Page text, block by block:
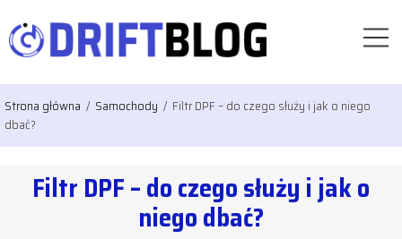
Strona główna / Samochody / Filtr DPF – do czego służy i jak o niego
dbać?
Filtr DPF – do czego służy i jak o
niego dbać?